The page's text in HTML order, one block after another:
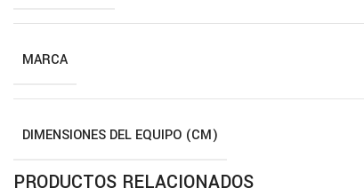
MARCA
DIMENSIONES DEL EQUIPO (CM)
PRODUCTOS RELACIONADOS